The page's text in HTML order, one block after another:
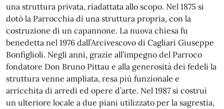
una struttura privata, riadattata allo scopo. Nel 1875 si
dotò la Parrocchia di una struttura propria, con la
costruzione di un capannone. La nuova chiesa fu
benedetta nel 1976 dall’Arcivescovo di Cagliari Giuseppe
Bonfiglioli. Negli anni, grazie all’impegno del Parroco
fondatore Don Bruno Pittau e alla generosità dei fedeli la
struttura venne ampliata, resa più funzionale e
arricchita di arredi ed opere d’arte. Nel 1987 si costruì
un ulteriore locale a due piani utilizzato per la sagrestia,